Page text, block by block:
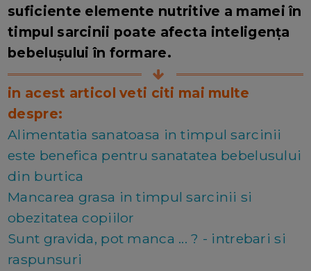
suficiente elemente nutritive a mamei în
timpul sarcinii poate afecta inteligența
bebelușului în formare.
in acest articol veti citi mai multe
despre:
Alimentatia sanatoasa in timpul sarcinii
este benefica pentru sanatatea bebelusului
din burtica
Mancarea grasa in timpul sarcinii si
obezitatea copiilor
Sunt gravida, pot manca ... ? - intrebari si
raspunsuri